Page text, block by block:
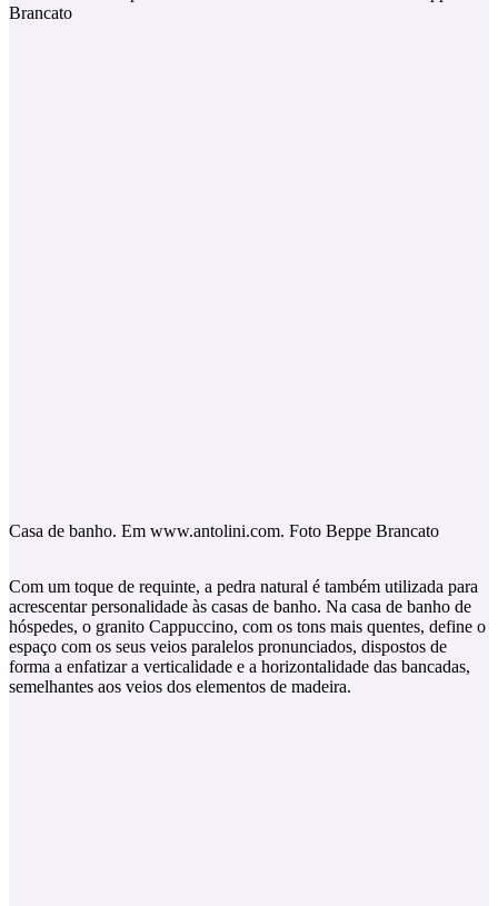
Brancato
Casa de banho. Em www.antolini.com. Foto Beppe Brancato
Com um toque de requinte, a pedra natural é também utilizada para
acrescentar personalidade às casas de banho. Na casa de banho de
hóspedes, o granito Cappuccino, com os tons mais quentes, define o
espaço com os seus veios paralelos pronunciados, dispostos de
forma a enfatizar a verticalidade e a horizontalidade das bancadas,
semelhantes aos veios dos elementos de madeira.